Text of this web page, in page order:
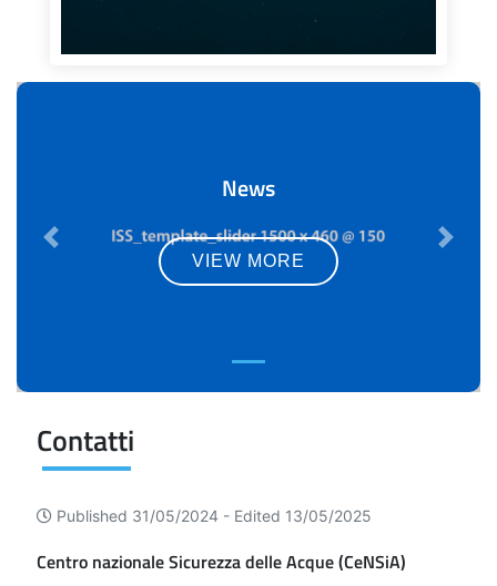
News
VIEW MORE
Previous Next
Contatti
Published 31/05/2024 - Edited 13/05/2025
Centro nazionale Sicurezza delle Acque (CeNSiA)